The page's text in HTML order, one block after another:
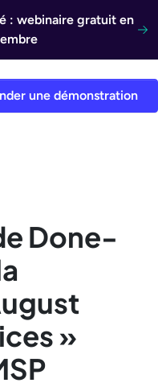
: webinaire gratuit en
une démonstration
Done-
»